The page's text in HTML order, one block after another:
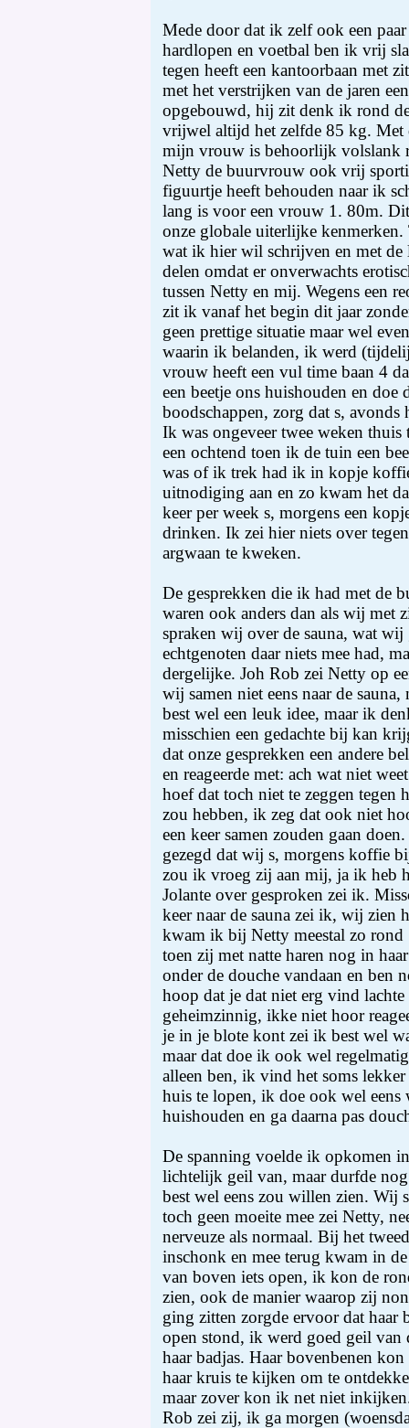
Mede door dat ik zelf ook een
hardlopen en voetbal ben ik vrij
tegen heeft een kantoorbaan met
met het verstrijken van de jaren
opgebouwd, hij zit denk ik rond
vrijwel altijd het zelfde 85 kg. Met
mijn vrouw is behoorlijk volslank
Netty de buurvrouw ook vrij
figuurtje heeft behouden naar ik
lang is voor een vrouw 1. 80m.
onze globale uiterlijke
wat ik hier wil schrijven en met de
delen omdat er onverwachts
tussen Netty en mij. Wegens een
zit ik vanaf het begin dit jaar
geen prettige situatie maar wel
waarin ik belanden, ik werd
vrouw heeft een vul time baan 4
een beetje ons huishouden en doe
boodschappen, zorg dat s, avonds
Ik was ongeveer twee weken
een ochtend toen ik de tuin een
was of ik trek had ik in kopje
uitnodiging aan en zo kwam het
keer per week s, morgens een
drinken. Ik zei hier niets over
argwaan te kweken.
De gesprekken die ik had met de
waren ook anders dan als wij met
spraken wij over de sauna, wat
echtgenoten daar niets mee had,
dergelijke. Joh Rob zei Netty op
wij samen niet eens naar de
best wel een leuk idee, maar ik
misschien een gedachte bij kan
dat onze gesprekken een andere
en reageerde met: ach wat niet
hoef dat toch niet te zeggen tegen
zou hebben, ik zeg dat ook niet
een keer samen zouden gaan
gezegd dat wij s, morgens koffie
zou ik vroeg zij aan mij, ja ik heb
Jolante over gesproken zei ik.
keer naar de sauna zei ik, wij zien
kwam ik bij Netty meestal zo
toen zij met natte haren nog in
onder de douche vandaan en ben
hoop dat je dat niet erg vind
geheimzinnig, ikke niet hoor
je in je blote kont zei ik best wel
maar dat doe ik ook wel
alleen ben, ik vind het soms
huis te lopen, ik doe ook wel eens
huishouden en ga daarna pas
De spanning voelde ik opkomen
lichtelijk geil van, maar durfde
best wel eens zou willen zien. Wij
toch geen moeite mee zei Netty,
nerveuze als normaal. Bij het
inschonk en mee terug kwam in
van boven iets open, ik kon de
zien, ook de manier waarop zij
ging zitten zorgde ervoor dat haar
open stond, ik werd goed geil van
haar badjas. Haar bovenbenen
haar kruis te kijken om te
maar zover kon ik net niet
Rob zei zij, ik ga morgen